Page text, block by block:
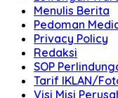
Menulis Berita
Pedoman
Privacy Policy
Redaksi
SOP
Tarif IKLAN/
Visi Misi